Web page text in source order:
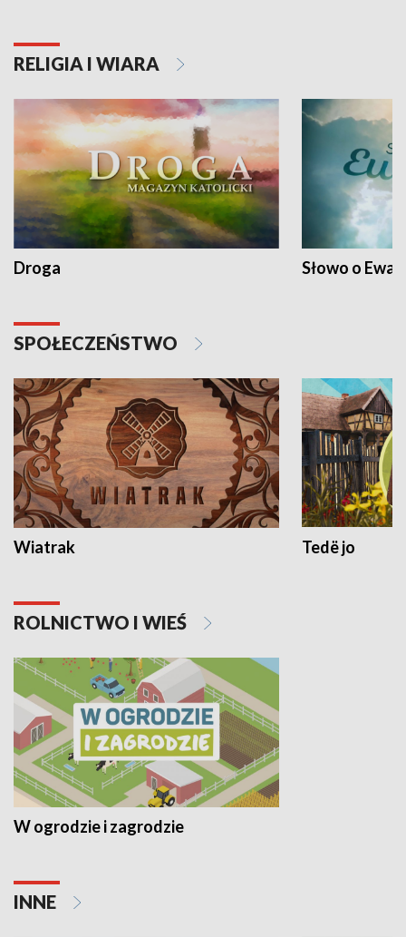
RELIGIA I WIARA
Droga Słowo o
SPOŁECZEŃSTWO
Wiatrak Tedë jo
ROLNICTWO I WIEŚ
W ogrodzie i zagrodzie
INNE